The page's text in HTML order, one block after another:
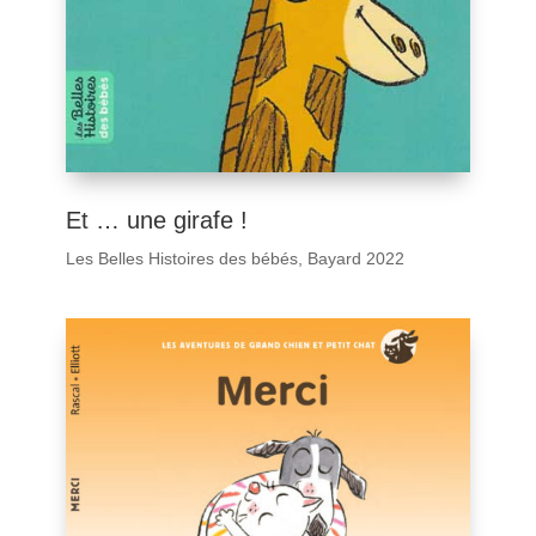
Et … une girafe !
Les Belles Histoires des bébés, Bayard 2022